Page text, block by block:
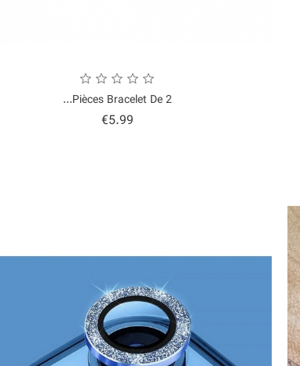
2 Pièces Bracelet De...
€5.99
Price